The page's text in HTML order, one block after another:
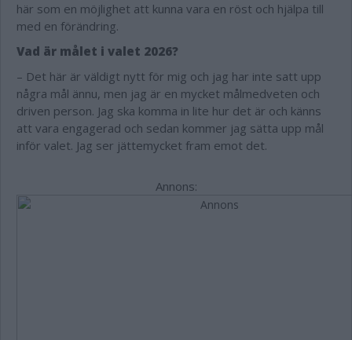
här som en möjlighet att kunna vara en röst och hjälpa till
med en förändring.
Vad är målet i valet 2026?
– Det här är väldigt nytt för mig och jag har inte satt upp
några mål ännu, men jag är en mycket målmedveten och
driven person. Jag ska komma in lite hur det är och känns
att vara engagerad och sedan kommer jag sätta upp mål
inför valet. Jag ser jättemycket fram emot det.
Annons: